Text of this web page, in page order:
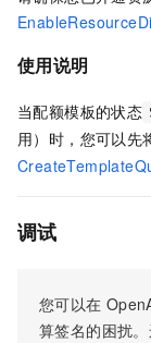
使用说明
当配额模板的状态
用）时，您可以先
调试
您可以在
算签名的困扰